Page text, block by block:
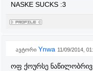
NASKE SUCKS :3
ავტორი Ynwa 11/09/2014,
ოფ ქოურსე